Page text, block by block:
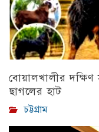
বোয়ালখালীর দক্ষিণ
ছাগলের হাট
চট্টগ্রাম